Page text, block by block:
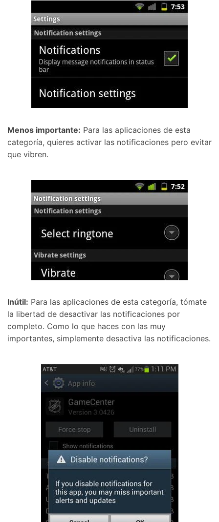
Menos importante: Para las aplicaciones de esta
categoría, quieres activar las notificaciones pero evitar
que vibren.
Inútil: Para las aplicaciones de esta categoría, tómate
la libertad de desactivar las notificaciones por
completo. Como lo que haces con las muy
importantes, simplemente desactiva las notificaciones.